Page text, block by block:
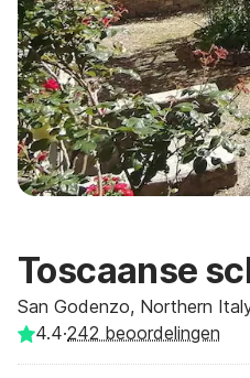
Toscaanse
San Godenzo, Northern
4.4·242 beoordelingen